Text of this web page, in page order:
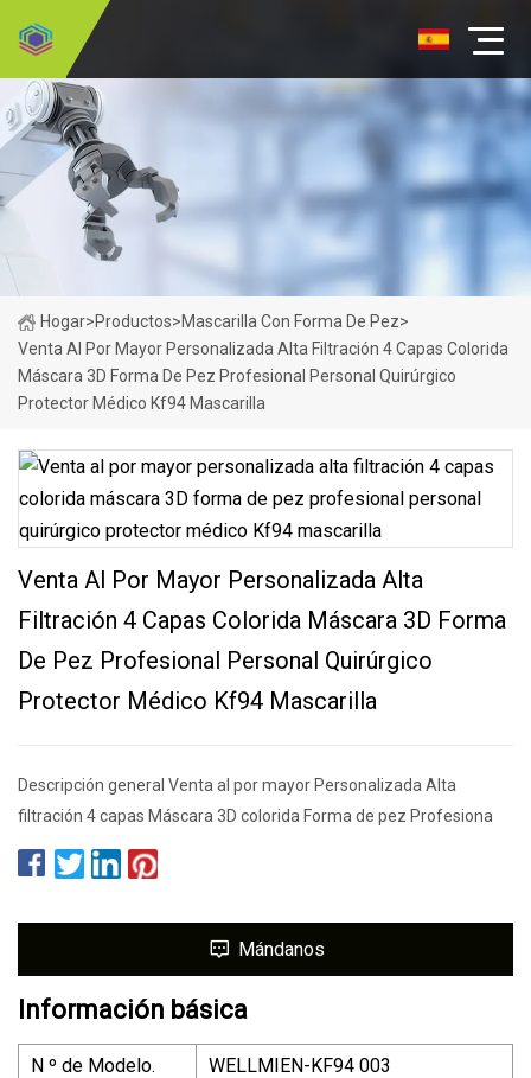
Hogar>Productos>Mascarilla Con Forma De Pez>
Venta Al Por Mayor Personalizada Alta Filtración 4 Capas Colorida
Máscara 3D Forma De Pez Profesional Personal Quirúrgico
Protector Médico Kf94 Mascarilla
Venta Al Por Mayor Personalizada Alta
Filtración 4 Capas Colorida Máscara 3D Forma
De Pez Profesional Personal Quirúrgico
Protector Médico Kf94 Mascarilla
Descripción general Venta al por mayor Personalizada Alta
filtración 4 capas Máscara 3D colorida Forma de pez Profesiona
Mándanos
Información básica
N º de Modelo.
WELLMIEN-KF94 003